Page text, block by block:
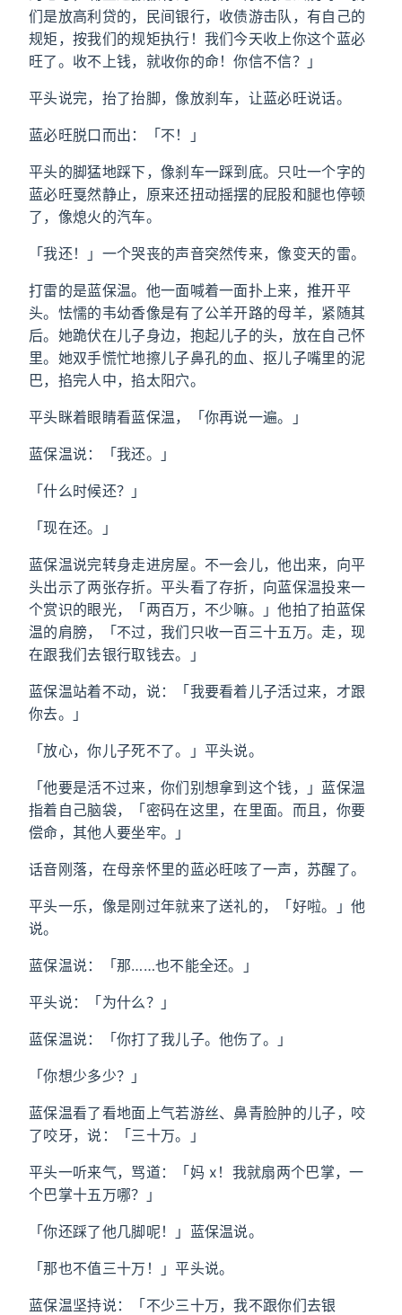
们是放高利贷的，民间银行，收债游击队，有自己的
规矩，按我们的规矩执行！我们今天收上你这个蓝必
旺了。收不上钱，就收你的命！你信不信？」
平头说完，抬了抬脚，像放刹车，让蓝必旺说话。
蓝必旺脱口而出：「不！」
平头的脚猛地踩下，像刹车一踩到底。只吐一个字的
蓝必旺戛然静止，原来还扭动摇摆的屁股和腿也停顿
了，像熄火的汽车。
「我还！」一个哭丧的声音突然传来，像变天的雷。
打雷的是蓝保温。他一面喊着一面扑上来，推开平
头。怯懦的韦幼香像是有了公羊开路的母羊，紧随其
后。她跪伏在儿子身边，抱起儿子的头，放在自己怀
里。她双手慌忙地擦儿子鼻孔的血、抠儿子嘴里的泥
巴，掐完人中，掐太阳穴。
平头眯着眼睛看蓝保温，「你再说一遍。」
蓝保温说：「我还。」
「什么时候还？」
「现在还。」
蓝保温说完转身走进房屋。不一会儿，他出来，向平
头出示了两张存折。平头看了存折，向蓝保温投来一
个赏识的眼光，「两百万，不少嘛。」他拍了拍蓝保
温的肩膀，「不过，我们只收一百三十五万。走，现
在跟我们去银行取钱去。」
蓝保温站着不动，说：「我要看着儿子活过来，才跟
你去。」
「放心，你儿子死不了。」平头说。
「他要是活不过来，你们别想拿到这个钱，」蓝保温
指着自己脑袋，「密码在这里，在里面。而且，你要
偿命，其他人要坐牢。」
话音刚落，在母亲怀里的蓝必旺咳了一声，苏醒了。
平头一乐，像是刚过年就来了送礼的，「好啦。」他
说。
蓝保温说：「那……也不能全还。」
平头说：「为什么？」
蓝保温说：「你打了我儿子。他伤了。」
「你想少多少？」
蓝保温看了看地面上气若游丝、鼻青脸肿的儿子，咬
了咬牙，说：「三十万。」
平头一听来气，骂道：「妈 x！我就扇两个巴掌，一
个巴掌十五万哪？」
「你还踩了他几脚呢！」蓝保温说。
「那也不值三十万！」平头说。
蓝保温坚持说：「不少三十万，我不跟你们去银